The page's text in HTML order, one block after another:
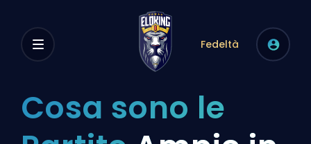
Fedeltà
Cosa sono le